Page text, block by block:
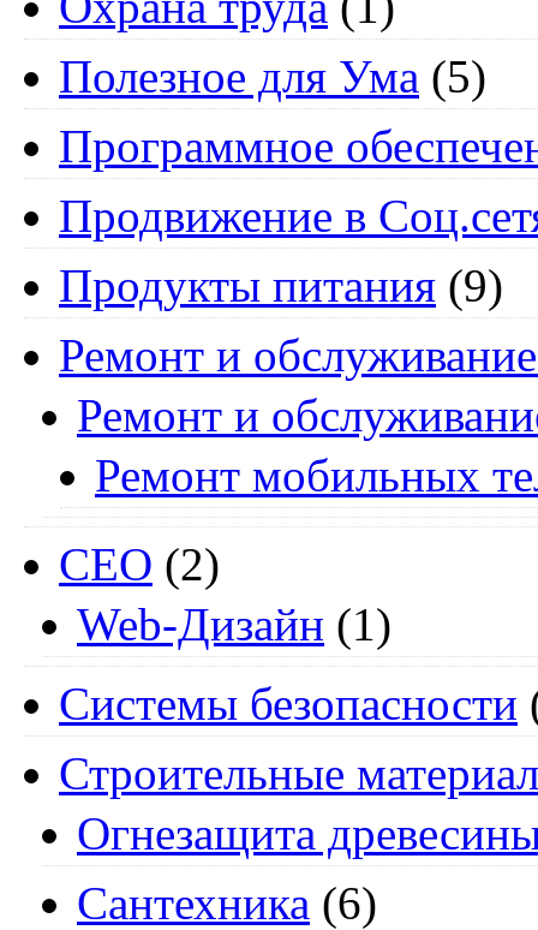
Полезное для Ума (5)
Программное
Продвижение в
Продукты питания (9)
Ремонт и
Ремонт и
Ремонт мобильных
СЕО (2)
Web-Дизайн (1)
Системы безопасности
Строительные
Огнезащита
Сантехника (6)